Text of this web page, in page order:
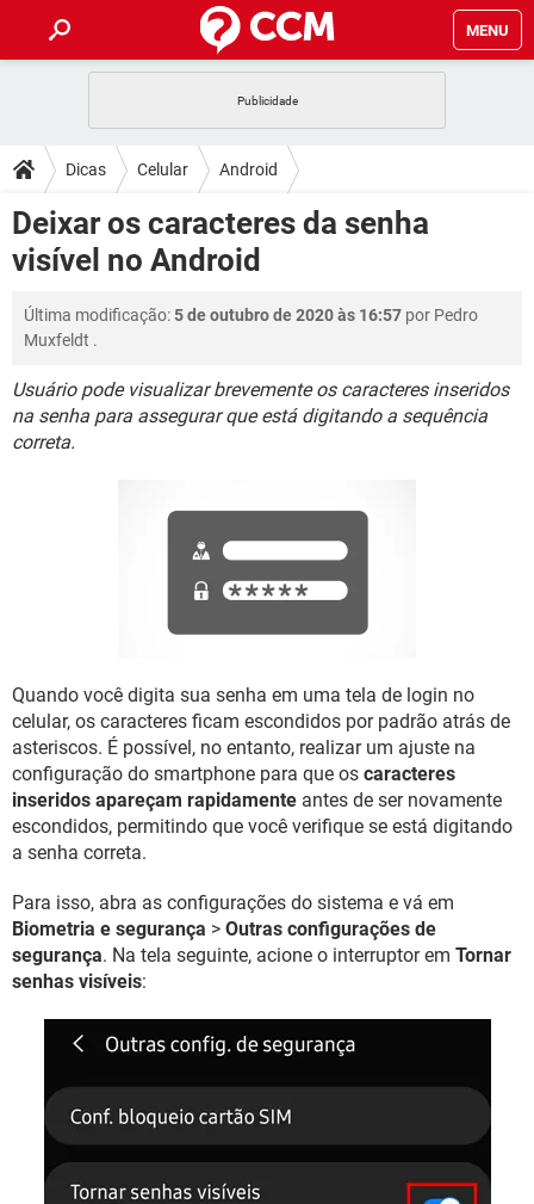
MENU
CELULAR FACEBOOK
OUTLOOK EXCEL
INSTAGRAM
DICAS
JOGOS WHATSAPP
CELULAR FACEBOOK
INSTAGRAM GMAIL
DOWNLOADS
JOGOS
OUTLOOK
INSTAGRAM GMAIL
GUIA DE COMPRAS
FÓRUM
JOGOS WHATSAPP
OUTLOOK EXCEL
INSTAGRAM
GLOSSÁRIO
JOGOS WHATSAPP
CELULAR FACEBOOK
Dicas Celular Android
Deixar os caracteres da senha
visível no Android
Última modificação:5 de outubro de 2020 às 16:57 por Pedro
Muxfeldt .
Usuário pode visualizar brevemente os caracteres inseridos
na senha para assegurar que está digitando a sequência
correta.
Quando você digita sua senha em uma tela de login no
celular, os caracteres ficam escondidos por padrão atrás de
asteriscos. É possível, no entanto, realizar um ajuste na
configuração do smartphone para que os caracteres
inseridos apareçam rapidamente antes de ser novamente
escondidos, permitindo que você verifique se está digitando
a senha correta.
Para isso, abra as configurações do sistema e vá em
Biometria e segurança > Outras configurações de
segurança. Na tela seguinte, acione o interruptor em Tornar
senhas visíveis: